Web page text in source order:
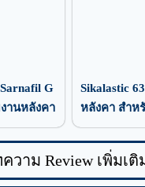
G
านหลังคา
Sikalastic
หลังคา สำห
ป้องกันน้ำรั่
วาม Review เพิ่มเติ